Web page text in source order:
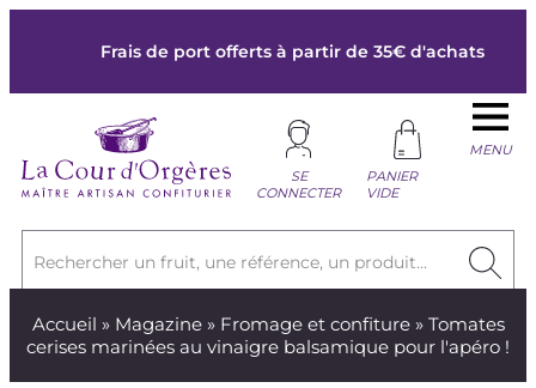
Frais de port offerts à partir de 35€ d'achats
Rechercher un fruit, une référence, un produit...
SE
CONNECTER
PANIER
VIDE
MENU
Accueil » Magazine» Fromage et confiture» Tomates
cerises marinées au vinaigre balsamique pour l'apéro !